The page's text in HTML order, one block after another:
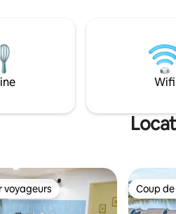
Wifi
les plus appréciés Coup
Coup